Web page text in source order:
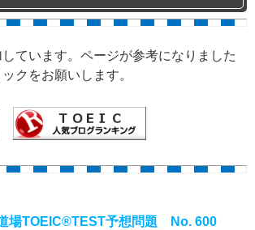
ています。ページが参考になりました
クをお願いします。
場TOEIC®TEST予想問題 No. 600